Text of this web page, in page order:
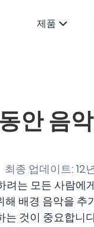
제품
안 음
최종 업데이트: 12
는 모든 사람에
배경 음악을 추
는 것이 중요합니